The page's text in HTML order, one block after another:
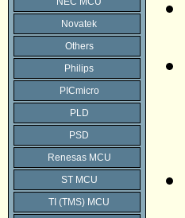
Novatek
Others
Philips
PICmicro
PLD
PSD
Renesas MCU
ST MCU
TI (TMS) MCU